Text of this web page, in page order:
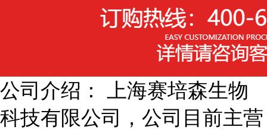
公司介绍： 上海赛培森生物
科技有限公司，公司目前主营